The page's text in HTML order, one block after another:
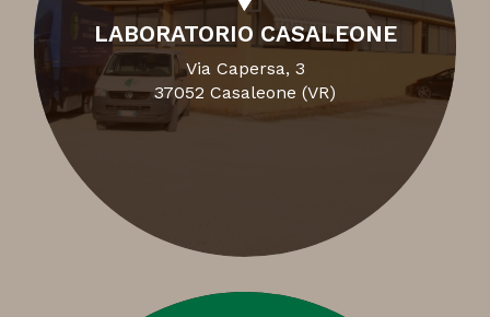
LABORATORIO CASALEONE
Via Capersa, 3
37052 Casaleone (VR)